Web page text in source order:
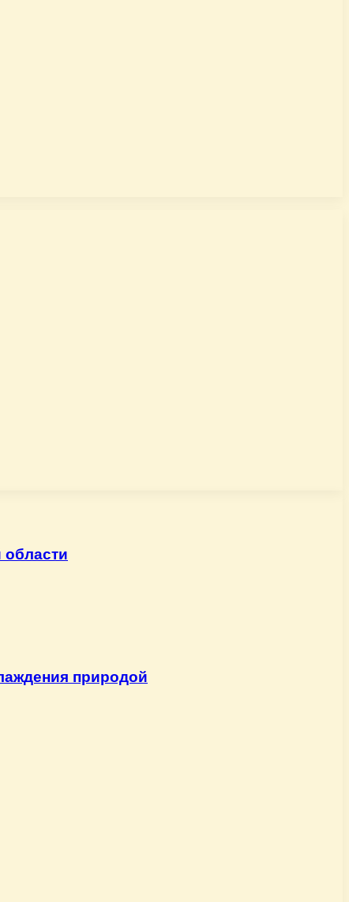
природой